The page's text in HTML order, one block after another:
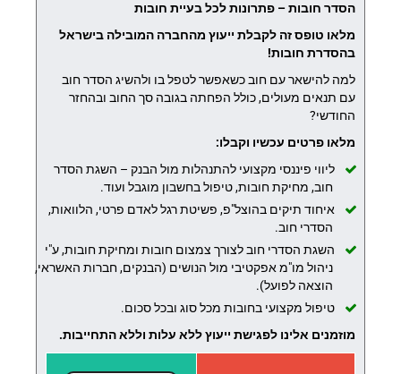
הסדר חובות – פתרונות לכל בעיית חובות
מלאו טופס זה לקבלת ייעוץ מהחברה המובילה בישראל
בהסדרת חובות!
למה להישאר עם חוב כשאפשר לטפל בו ולהשיג הסדר חוב
עם תנאים מעולים, כולל הפחתה בגובה סך החוב ובהחזר
החודשי?
מלאו פרטים עכשיו וקבלו:
ליווי פיננסי מקצועי להתנהלות מול הבנק – השגת הסדר
חוב, מחיקת חובות, טיפול בחשבון מוגבל ועוד.
איחוד תיקים בהוצל"פ, פשיטת רגל לאדם פרטי, הלוואות,
הסדרי חוב.
השגת הסדרי חוב לצורך צמצום חובות ומחיקת חובות, ע"י
ניהול מו"מ אפקטיבי מול הנושים (הבנקים, חברות האשראי,
הוצאה לפועל).
טיפול מקצועי בחובות מכל סוג ובכל סכום.
מוזמנים אלינו לפגישת ייעוץ ללא עלות וללא התחייבות.